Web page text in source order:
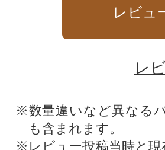
レビュ
レ
※数量違いなど異なる
も含まれます。
※レビュー投稿当時と